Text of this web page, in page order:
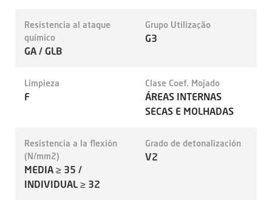
Resistencia al ataque
químico
GA / GLB
Grupo Utilização
G3
Limpieza
F
Clase Coef. Mojado
ÁREAS INTERNAS
SECAS E MOLHADAS
Resistencia a la flexión
(N/mm2)
MEDIA ≥ 35 /
INDIVIDUAL ≥ 32
Grado de detonalización
V2